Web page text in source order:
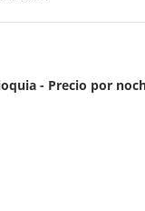
- Precio por